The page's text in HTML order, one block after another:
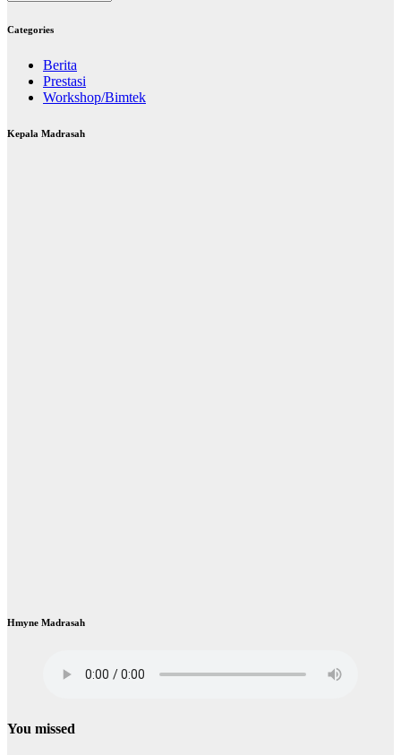
Categories
Berita
Prestasi
Workshop/Bimtek
Kepala Madrasah
Hmyne Madrasah
You missed